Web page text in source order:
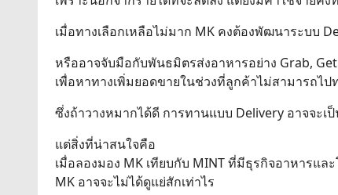
เมื่อทางเลือกเหลือไม่มาก MK คงต้องพัฒนาระบบ
หรืออาจจับมือกับพันธมิตรส่งอาหารอย่าง Grab,
เพื่อหาทางเพิ่มยอดขายในช่วงที่ลูกค้าไม่สามารถไ
ซึ่งถ้าวางหมากได้ดี การทานแบบ Delivery อาจจะ
แต่สิ่งที่น่าสนใจคือ
เมื่อลองมอง MK เทียบกับ MINT ที่มีธุรกิจอาหารแล
MK อาจจะไม่ได้ดูแย่สักเท่าไร